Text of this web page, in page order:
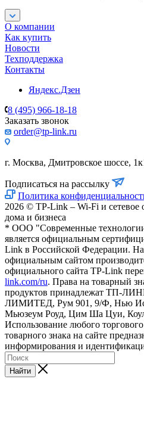
О компании
Как купить
Новости
Техподдержка
Контакты
Яндекс.Дзен
8 (495) 966-18-18
Заказать звонок
order@tp-link.ru
г. Москва, Дмитровское шоссе,
Подписаться на рассылку
Политика
2026 © TP-Link – Wi-Fi и сетевое
дома и бизнеса
* ООО "Современные
является официальным
Link в Российской Федерации.
официальным сайтом
официального сайта TP-Link
link.com/ru. Права на товарный
продуктов принадлежат ТП-
ЛИМИТЕД, Рум 901, 9/Ф, Нью
Мьюзеум Роуд, Цим Ша Цуи,
Использование любого
товарного знака на сайте
информирования и
Найти